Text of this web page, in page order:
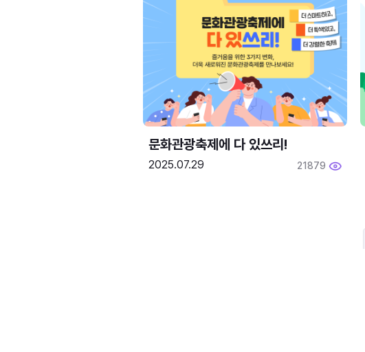
문화관광축제에 다 있쓰리!
2025.07.29 21879